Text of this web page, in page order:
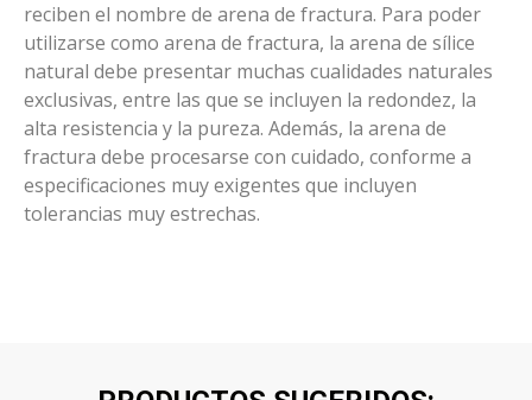
reciben el nombre de arena de fractura. Para poder
utilizarse como arena de fractura, la arena de sílice
natural debe presentar muchas cualidades naturales
exclusivas, entre las que se incluyen la redondez, la
alta resistencia y la pureza. Además, la arena de
fractura debe procesarse con cuidado, conforme a
especificaciones muy exigentes que incluyen
tolerancias muy estrechas.